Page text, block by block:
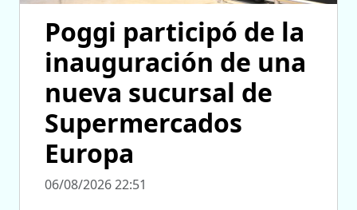
Poggi participó de la
inauguración de una
nueva sucursal de
Supermercados
Europa
06/08/2026 22:51